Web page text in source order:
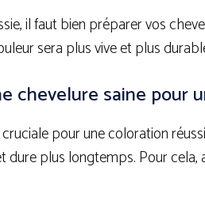
il faut bien préparer vos
sera plus vive et plus
chevelure saine pour
pour une coloration
dure plus longtemps. Pour